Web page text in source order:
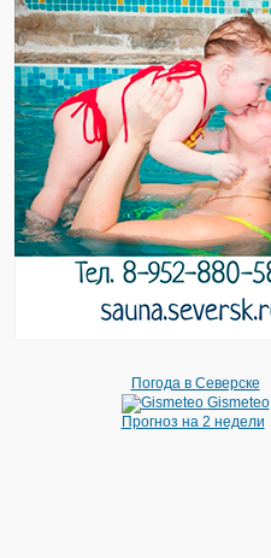
Погода в Северске
Gismeteo
Прогноз на 2 недели